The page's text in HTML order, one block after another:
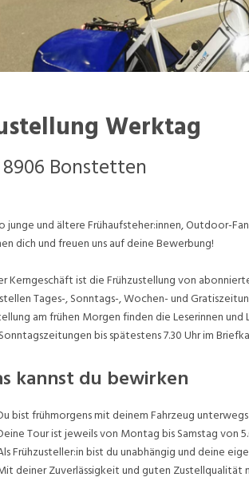
Werktag
8906 Bonstetten
junge und ältere Frühaufsteher:innen, Outdoor-
dich und freuen uns auf deine Bewerbung!
Kerngeschäft ist die Frühzustellung von
Tages-, Sonntags-, Wochen- und
am frühen Morgen finden die Leserinnen
bis spätestens 7.30 Uhr im
kannst du bewirken
bist frühmorgens mit deinem Fahrzeug
Tour ist jeweils von Montag bis Samstag von
Frühzusteller:in bist du unabhängig und deine
deiner Zuverlässigkeit und guten Zustellqualität